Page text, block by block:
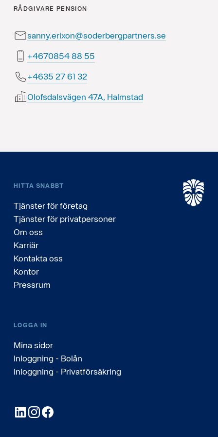
RÅDGIVARE PENSION
sanny.erixon@soderbergpartners.se
55 88 4580764+
23 16 72 5364+
Olofsdalsvägen 47A, Halmstad
HITTA SNABBT
Tjänster för företag
Tjänster för privatpersoner
Om oss
Karriär
Kontakta oss
Kontor
Pressrum
LOGGA IN
Mina sidor
Inloggning - Bolån
Inloggning - Privatförsäkring
LinkedInInstagram